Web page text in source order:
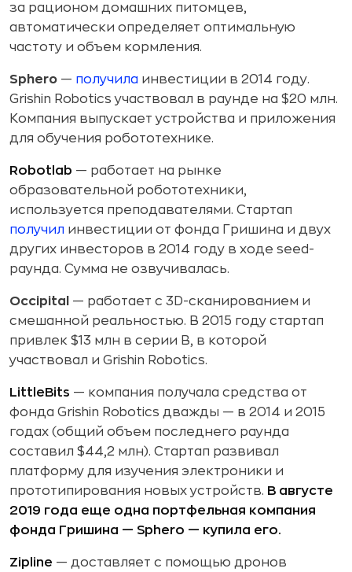
за рационом домашних питомцев,
автоматически определяет оптимальную
частоту и объем кормления.
Sphero — получила инвестиции в 2014 году.
Grishin Robotics участвовал в раунде на $20 млн.
Компания выпускает устройства и приложения
для обучения робототехнике.
Robotlab — работает на рынке
образовательной робототехники,
используется преподавателями. Стартап
получил инвестиции от фонда Гришина и двух
других инвесторов в 2014 году в ходе seed-
раунда. Сумма не озвучивалась.
Occipital
— работает с 3D-сканированием и
смешанной реальностью. В 2015 году стартап
привлек $13 млн в серии В, в которой
участвовал и Grishin Robotics.
LittleBits — компания получала средства от
фонда Grishin Robotics дважды — в 2014 и 2015
годах (общий объем последнего раунда
составил $44,2 млн). Стартап развивал
платформу для изучения электроники и
прототипирования новых устройств. В августе
2019 года еще одна портфельная компания
фонда Гришина — Sphero — купила его.
Zipline — доставляет с помощью дронов